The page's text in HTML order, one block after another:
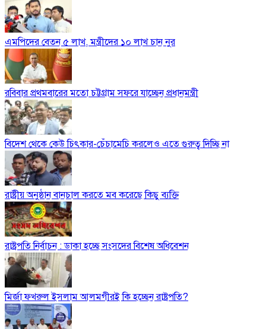
এমপিদের বেতন ৫ লাখ, মন্ত্রীদের ১০ লাখ চান নুর
রবিবার প্রথমবারের মতো চট্টগ্রাম সফরে যাচ্ছেন প্রধানমন্ত্রী
বিদেশ থেকে কেউ চিৎকার-চেঁচামেচি করলেও এতে গুরুত্ব দিচ্ছি না
রাষ্ট্রীয় অনুষ্ঠান বানচাল করতে মব করেছে কিছু ব্যক্তি
রাষ্ট্রপতি নির্বাচন : ডাকা হচ্ছে সংসদের বিশেষ অধিবেশন
মির্জা ফখরুল ইসলাম আলমগীরই কি হচ্ছেন রাষ্ট্রপতি?